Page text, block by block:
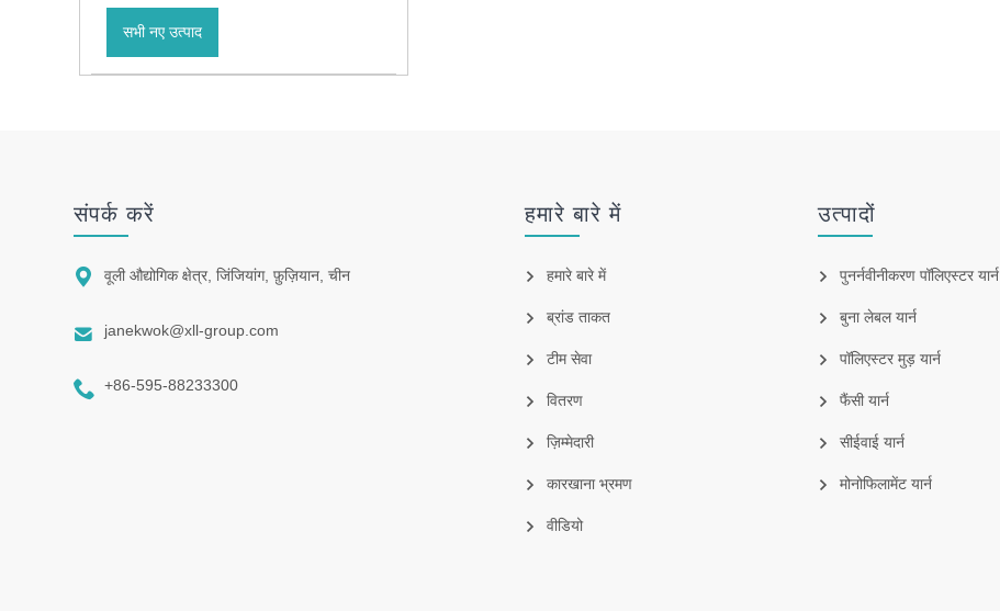
सभी नए उत्पाद
संपर्क करें
 वूली औद्योगिक क्षेत्र, जिंजियांग, फ़ुज़ियान, चीन
 janekwok@xll-group.com
 +86-595-88233300
हमारे बारे में
हमारे बारे में
ब्रांड ताकत
टीम सेवा
वितरण
ज़िम्मेदारी
कारखाना भ्रमण
वीडियो
उत्पादों
पुनर्नवीनीकरण पॉलिएस्टर यार्न
बुना लेबल यार्न
पॉलिएस्टर मुड़ यार्न
फैंसी यार्न
सीईवाई यार्न
मोनोफिलामेंट यार्न